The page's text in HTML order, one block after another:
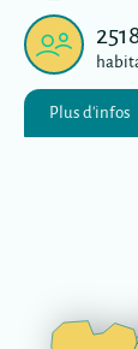
Plus d'infos